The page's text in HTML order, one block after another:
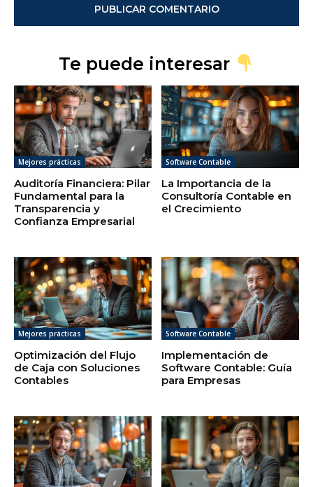
Te puede interesar
Mejores prácticas
Auditoría Financiera: Pilar
Fundamental para la
Transparencia y
Confianza Empresarial
Software Contable
La Importancia de la
Consultoría Contable en
el Crecimiento
Mejores prácticas
Optimización del Flujo
de Caja con Soluciones
Contables
Software Contable
Implementación de
Software Contable: Guía
para Empresas